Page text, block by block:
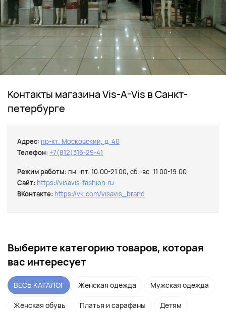
Контакты магазина Vis-A-Vis в Санкт-
петербурге
Адрес: пр-кт. Московский, д. 40
Телефон: +7(812)316-29-41
Режим работы: пн.-пт. 10.00-21.00, сб.-вс. 11.00-19.00
Сайт: https://visavis-fashion.ru
ВКонтакте: https://vk.com/visavis_brand
Выберите категорию товаров, которая
вас интересует
ВЕСЬ КАТАЛОГ Женская одежда Мужская одежда
Женская обувь Платья и сарафаны Детям